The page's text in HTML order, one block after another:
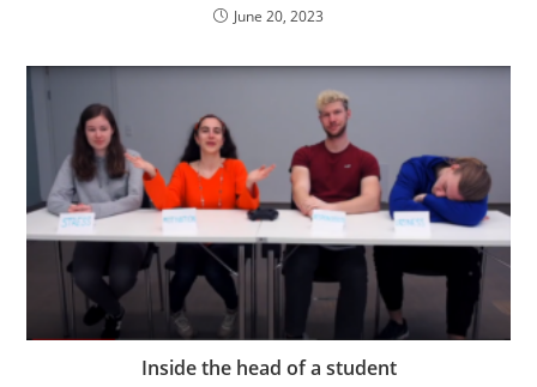
June 20, 2023
Inside the head of a student